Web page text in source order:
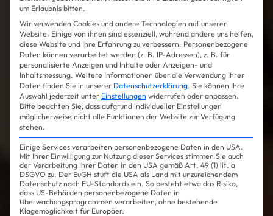
um Erlaubnis bitten.
Wir verwenden Cookies und andere Technologien auf unserer
Website. Einige von ihnen sind essenziell, während andere uns helfen,
diese Website und Ihre Erfahrung zu verbessern. Personenbezogene
Daten können verarbeitet werden (z. B. IP-Adressen), z. B. für
personalisierte Anzeigen und Inhalte oder Anzeigen- und
Inhaltsmessung. Weitere Informationen über die Verwendung Ihrer
Daten finden Sie in unserer Datenschutzerklärung. Sie können Ihre
Auswahl jederzeit unter Einstellungen widerrufen oder anpassen.
Bitte beachten Sie, dass aufgrund individueller Einstellungen
möglicherweise nicht alle Funktionen der Website zur Verfügung
stehen.
Einige Services verarbeiten personenbezogene Daten in den USA.
Mit Ihrer Einwilligung zur Nutzung dieser Services stimmen Sie auch
der Verarbeitung Ihrer Daten in den USA gemäß Art. 49 (1) lit. a
DSGVO zu. Der EuGH stuft die USA als Land mit unzureichendem
Datenschutz nach EU-Standards ein. So besteht etwa das Risiko,
dass US-Behörden personenbezogene Daten in
Überwachungsprogrammen verarbeiten, ohne bestehende
Klagemöglichkeit für Europäer.